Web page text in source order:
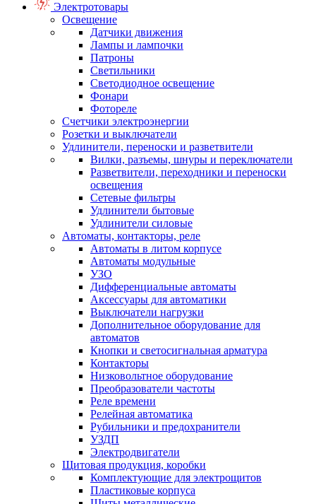
Электротовары
Освещение
Датчики движения
Лампы и лампочки
Патроны
Светильники
Светодиодное освещение
Фонари
Фотореле
Счетчики электроэнергии
Розетки и выключатели
Удлинители, переноски и разветвители
Вилки, разъемы, шнуры и переключатели
Разветвители, переходники и переноски
освещения
Сетевые фильтры
Удлинители бытовые
Удлинители силовые
Автоматы, контакторы, реле
Автоматы в литом корпусе
Автоматы модульные
УЗО
Дифференциальные автоматы
Аксессуары для автоматики
Выключатели нагрузки
Дополнительное оборудование для
автоматов
Кнопки и светосигнальная арматура
Контакторы
Низковольтное оборудование
Преобразователи частоты
Реле времени
Релейная автоматика
Рубильники и предохранители
УЗДП
Электродвигатели
Щитовая продукция, коробки
Комплектующие для электрощитов
Пластиковые корпуса